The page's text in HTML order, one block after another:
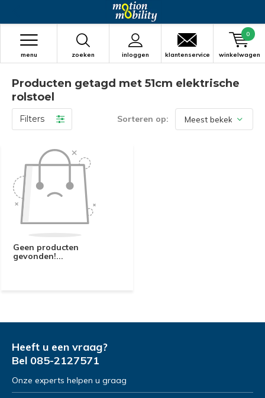
zoeken inloggen
menu klantenservice winkelwagen
0
Producten getagd met 51cm elektrische
rolstoel
Filters Sorteren op:
Geen producten
gevonden!...
Heeft u een vraag?
Bel 085-2127571
Onze experts helpen u graag